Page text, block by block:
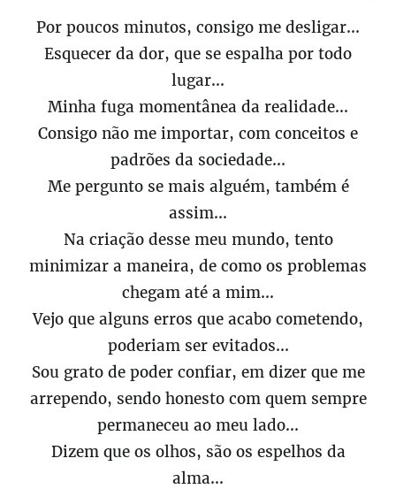
Por poucos minutos, consigo me desligar...
Esquecer da dor, que se espalha por todo
lugar...
Minha fuga momentânea da realidade...
Consigo não me importar, com conceitos e
padrões da sociedade...
Me pergunto se mais alguém, também é
assim...
Na criação desse meu mundo, tento
minimizar a maneira, de como os problemas
chegam até a mim...
Vejo que alguns erros que acabo cometendo,
poderiam ser evitados...
Sou grato de poder confiar, em dizer que me
arrependo, sendo honesto com quem sempre
permaneceu ao meu lado...
Dizem que os olhos, são os espelhos da
alma...